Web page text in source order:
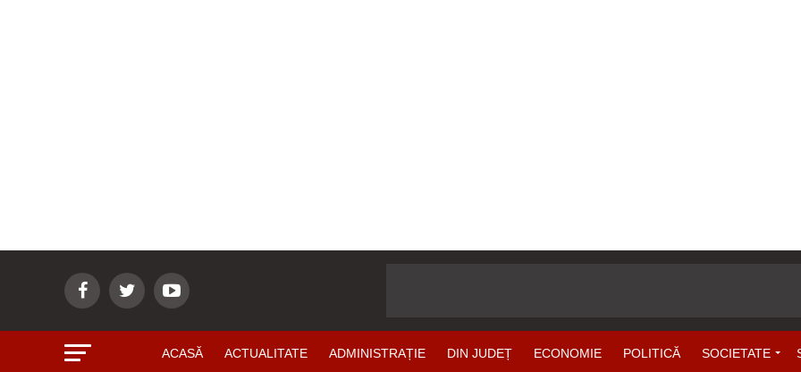
ACASĂ ACTUALITATE ADMINISTRAȚIE DIN JUDEȚ ECONOMIE POLITICĂ SOCIETATE